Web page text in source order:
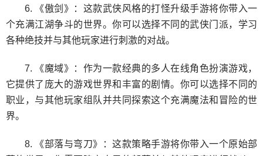
6. 《傲剑》：这款武侠风格的打怪升级手游将你带入一
个充满江湖争斗的世界。你可以选择不同的武侠门派，学习
各种绝技并与其他玩家进行刺激的对战。
7. 《魔域》：作为一款经典的多人在线角色扮演游戏，
它提供了庞大的游戏世界和丰富的剧情。你可以选择不同的
职业，与其他玩家组队并共同探索这个充满魔法和冒险的世
界。
8. 《部落与弯刀》：这款策略手游将你带入一个原始部